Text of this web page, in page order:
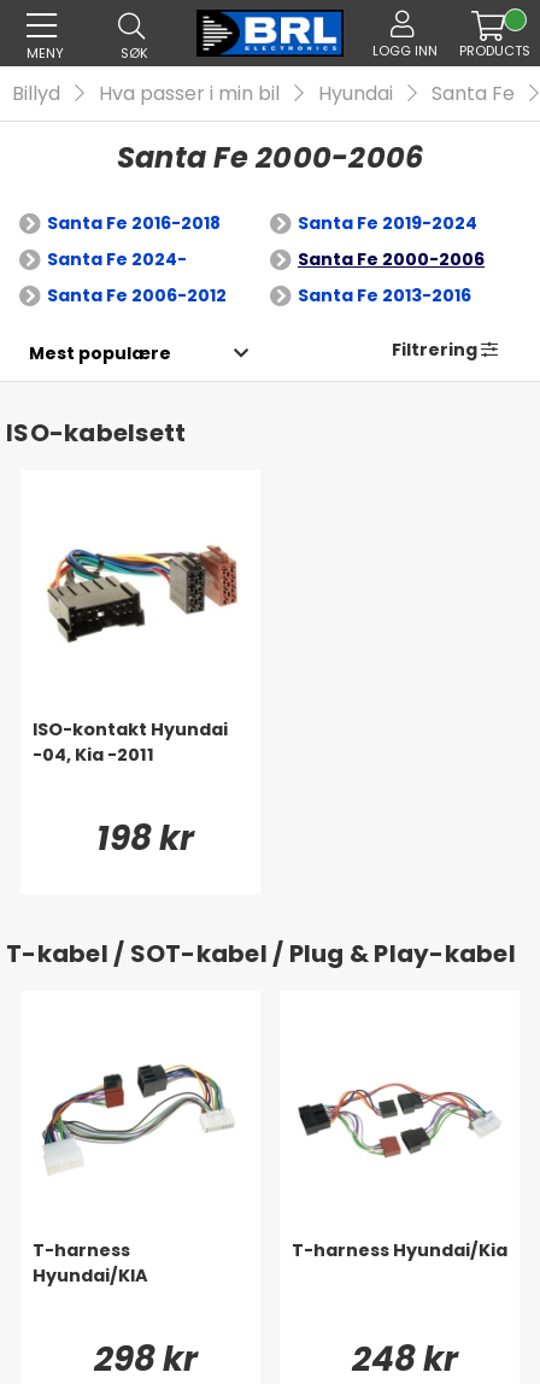
MENY SØK LOGG INN PRODUCTS
Billyd Hva passer i min bil Hyundai Santa Fe
Santa Fe 2000-2006
Santa Fe 2016-2018
Santa Fe 2019-2024
Santa Fe 2024-
Santa Fe 2000-2006
Santa Fe 2006-2012
Santa Fe 2013-2016
Filtrering
ISO-kabelsett
ISO-kontakt Hyundai
-04, Kia -2011
198 kr
T-kabel / SOT-kabel / Plug & Play-kabel
T-harness
Hyundai/KIA
298 kr
T-harness Hyundai/Kia
248 kr